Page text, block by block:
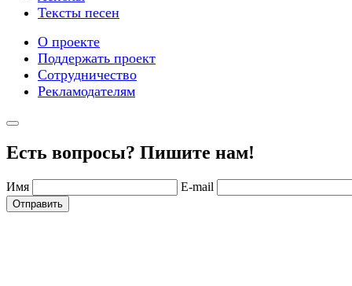
Тексты песен
О проекте
Поддержать проект
Сотрудничество
Рекламодателям
Есть вопросы? Пишите нам!
Имя E-mail